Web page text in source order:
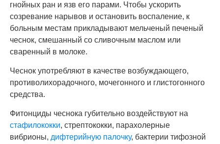
гнойных ран и язв его парами. Чтобы ускорить
созревание нарывов и остановить воспаление, к
больным местам прикладывают мельченый печеный
чеснок, смешанный со сливочным маслом или
сваренный в молоке.
Чеснок употребляют в качестве возбуждающего,
противолихорадочного, мочегонного и глистогонного
средства.
Фитонциды чеснока губительно воздействуют на
стафилококки, стрептококки, парахолерные
вибрионы, дифтерийную палочку, бактерии тифозной